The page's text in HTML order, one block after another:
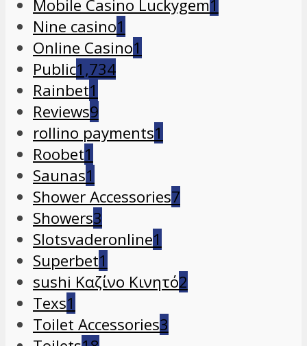
Mobile Casino Luckygem1
Nine casino1
Online Casino1
Public1,734
Rainbet1
Reviews9
rollino payments1
Roobet1
Saunas1
Shower Accessories7
Showers3
Slotsvaderonline1
Superbet1
sushi Καζίνο Κινητό2
Texs1
Toilet Accessories3